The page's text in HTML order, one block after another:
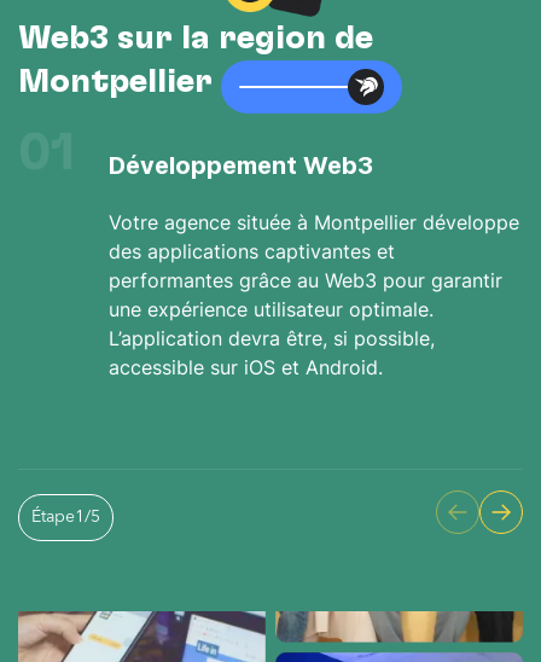
Web3 sur la région de
Montpellier
Développement Web3
Votre agence située à Montpellier développe
des applications captivantes et
performantes grâce au Web3 pour garantir
une expérience utilisateur optimale.
L’application devra être, si possible,
accessible sur iOS et Android.
Étape1 /5